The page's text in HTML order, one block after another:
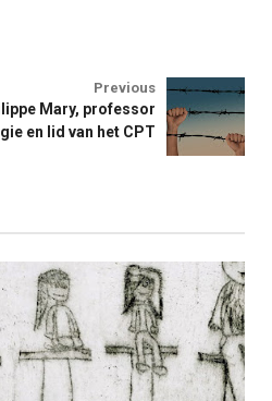
Previous
Mary, professor
en lid van het CPT